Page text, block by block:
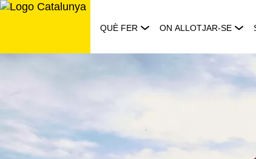
Saltar
QUÈ FER ON ALLOTJAR-SE